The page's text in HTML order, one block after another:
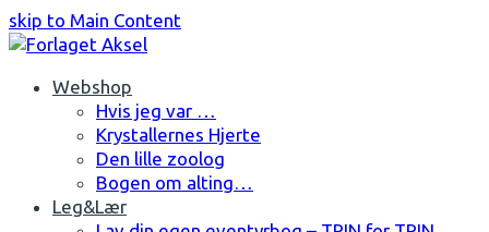
skip to Main Content
Facebook
Instagram
Webshop
Hvis jeg var …
Krystallernes Hjerte
Den lille zoolog
Bogen om alting…
Leg&Lær